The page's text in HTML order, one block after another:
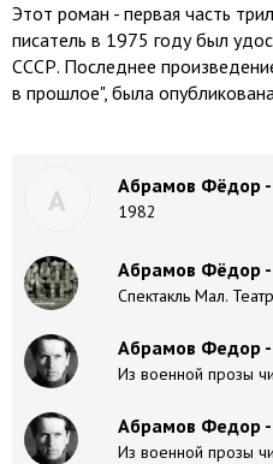
Этот роман - первая часть
писатель в 1975 году был
СССР. Последнее
в прошлое", была
А Абрамов Фёдор -
1982
Абрамов Фёдор
Спектакль Мал.
Абрамов Федор
Из военной прозы
Абрамов Федор -
Из военной прозы